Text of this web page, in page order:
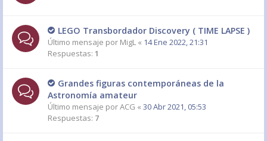
LEGO Transbordador Discovery ( TIME LAPSE )
Último mensaje por MigL « 14 Ene 2022, 21:31
Respuestas: 1
Grandes figuras contemporáneas de la
Astronomía amateur
Último mensaje porACG « 30 Abr 2021, 05:53
Respuestas: 7